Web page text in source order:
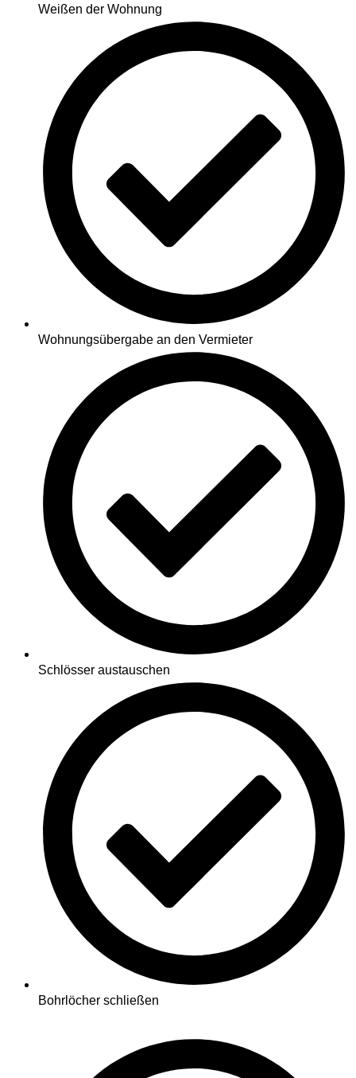
Weißen der Wohnung
Wohnungsübergabe an den Vermieter
Schlösser austauschen
Bohrlöcher schließen